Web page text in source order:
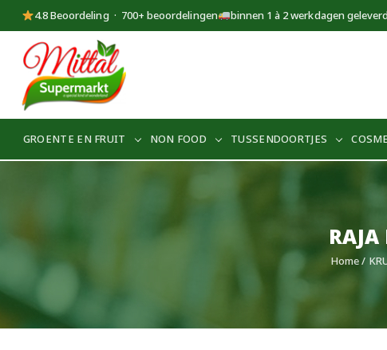
4.8 Beoordeling · 700+ beoordelingen binnen 1 à 2 werkdagen geleverd
Supermarkt
Mittal
GROENTE EN FRUIT NON FOOD TUSSENDOORTJES
Home/